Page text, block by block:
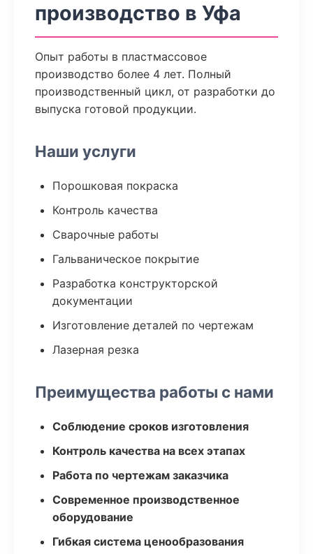
производство в Уфа
Опыт работы в пластмассовое
производство более 4 лет. Полный
производственный цикл, от разработки до
выпуска готовой продукции.
Наши услуги
Порошковая покраска
Контроль качества
Сварочные работы
Гальваническое покрытие
Разработка конструкторской
документации
Изготовление деталей по чертежам
Лазерная резка
Преимущества работы с нами
Соблюдение сроков изготовления
Контроль качества на всех этапах
Работа по чертежам заказчика
Современное производственное
оборудование
Гибкая система ценообразования